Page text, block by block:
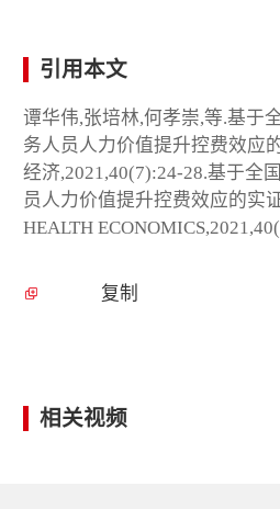
引用本文
谭华伟,张培林,何孝崇,等.基于
务人员人力价值提升控费效应
经济,2021,40(7):24-28.基于全
员人力价值提升控费效应的实
HEALTH
复制
相关视频